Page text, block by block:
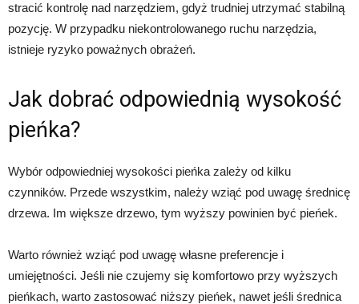
stracić kontrolę nad narzędziem, gdyż trudniej utrzymać stabilną
pozycję. W przypadku niekontrolowanego ruchu narzędzia,
istnieje ryzyko poważnych obrażeń.
Jak dobrać odpowiednią wysokość
pieńka?
Wybór odpowiedniej wysokości pieńka zależy od kilku
czynników. Przede wszystkim, należy wziąć pod uwagę średnicę
drzewa. Im większe drzewo, tym wyższy powinien być pieńek.
Warto również wziąć pod uwagę własne preferencje i
umiejętności. Jeśli nie czujemy się komfortowo przy wyższych
pieńkach, warto zastosować niższy pieńek, nawet jeśli średnica